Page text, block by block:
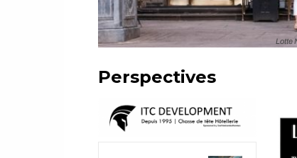
Lotte
Perspectives